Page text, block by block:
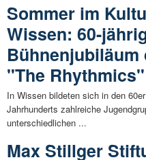
Sommer im
Wissen: 60-
Bühnenjubiläum
"The Rhythmics"
In Wissen bildeten sich in den
Jahrhunderts zahlreiche
unterschiedlichen ...
Max Stillger